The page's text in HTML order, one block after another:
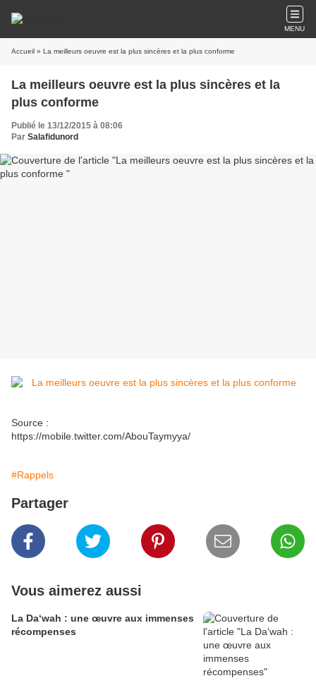
MENU
Accueil » La meilleurs oeuvre est la plus sincères et la plus conforme
La meilleurs oeuvre est la plus sincères et la
plus conforme
Publié le 13/12/2015 à 08:06
Par Salafidunord
Source :
https://mobile.twitter.com/AbouTaymyya/
#Rappels
Partager
Vous aimerez aussi
La Da‘wah : une œuvre aux immenses
récompenses